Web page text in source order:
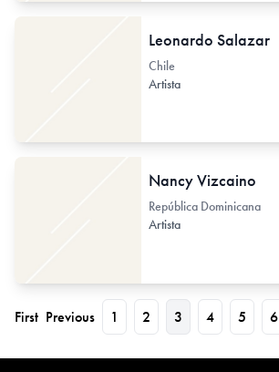
Leonardo Salazar
Chile
Artista
Nancy Vizcaino
República Dominicana
Artista
First Previous 1 2 3 4 5 6